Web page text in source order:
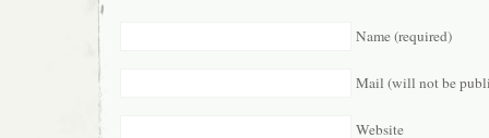
Name (required)
Mail (will not be
Website